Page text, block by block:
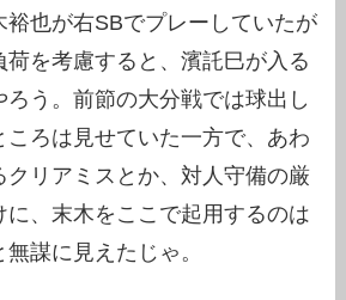
裕也が右SBでプレーしていたが
を考慮すると、濱託巳が入る
う。前節の大分戦では球出し
ころは見せていた一方で、あわ
クリアミスとか、対人守備の厳
に、末木をここで起用するのは
謀に見えたじゃ。